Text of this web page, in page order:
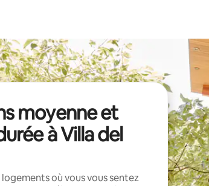
moyenne et
à Villa del
où vous vous sentez